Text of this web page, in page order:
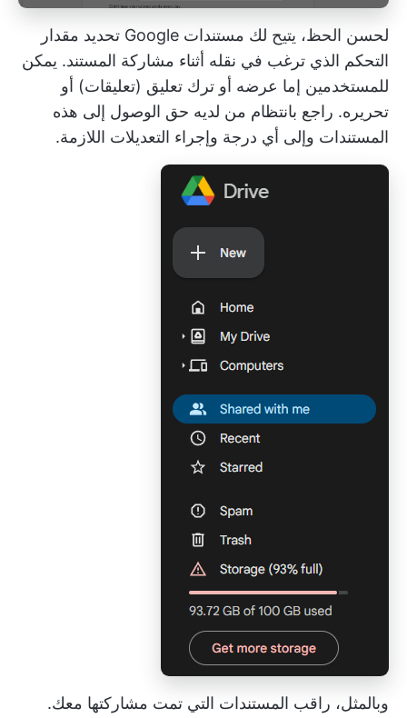
لحسن الحظ، يتيح لك مستندات Google تحديد مقدار
التحكم الذي ترغب في نقله أثناء مشاركة المستند. يمكن
للمستخدمين إما عرضه أو ترك تعليق (تعليقات) أو
تحريره. راجع بانتظام من لديه حق الوصول إلى هذه
المستندات وإلى أي درجة وإجراء التعديلات اللازمة.
وبالمثل، راقب المستندات التي تمت مشاركتها معك.